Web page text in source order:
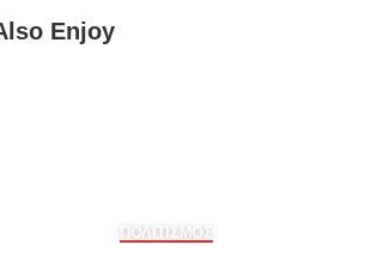
Enjoy
ΠΟΛΙΤΙΣΜΟΣ